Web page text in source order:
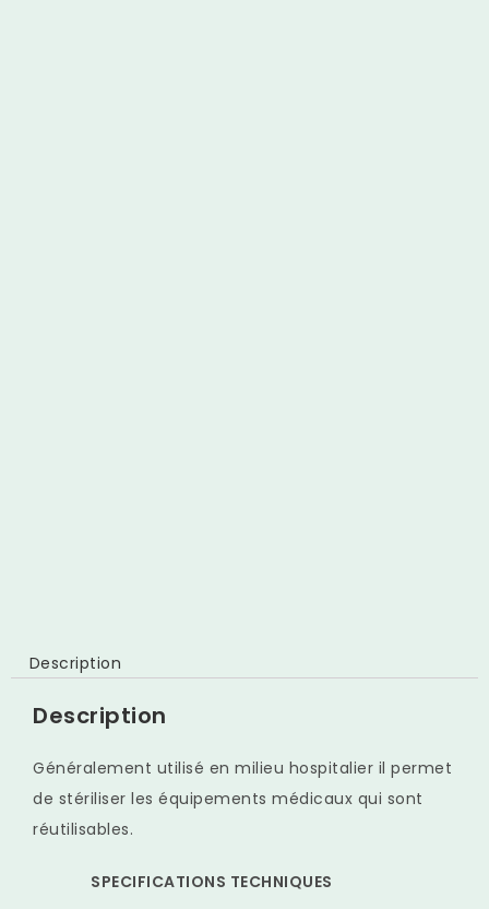
Description
Description
Généralement utilisé en milieu hospitalier il permet
de stériliser les équipements médicaux qui sont
réutilisables.
SPECIFICATIONS TECHNIQUES